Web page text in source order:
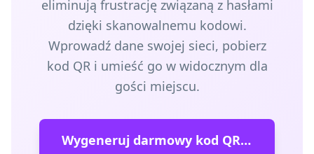
eliminują frustrację związaną z hasłami
dzięki skanowalnemu kodowi.
Wprowadź dane swojej sieci, pobierz
kod QR i umieść go w widocznym dla
gości miejscu.
Wygeneruj darmowy kod QR WiFi →